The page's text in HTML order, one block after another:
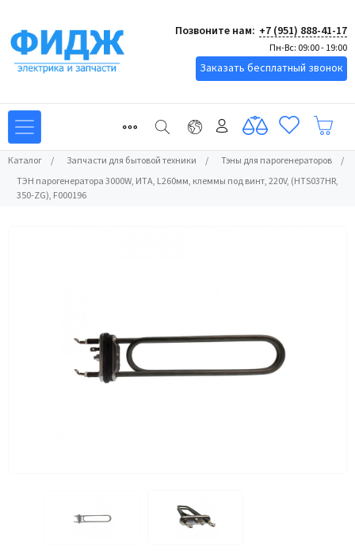
Позвоните нам: +7 (951) 888-41-17
Пн-Вс: 09:00 - 19:00
Заказать бесплатный звонок
Каталог / Запчасти для бытовой техники / Тэны для парогенераторов
/
ТЭН парогенератора 3000W, ИТА, L260мм, клеммы под винт, 220V, (HTS037HR,
350-ZG), F000196